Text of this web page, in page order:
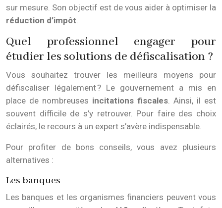
sur mesure. Son objectif est de vous aider à optimiser la
réduction d’impôt
Quel professionnel engager pour
étudier les solutions de défiscalisation ?
Vous souhaitez trouver les meilleurs moyens pour
défiscaliser légalement ? Le gouvernement a mis en
place de nombreuses incitations fiscales . Ainsi, il est
souvent difficile de s’y retrouver. Pour faire des choix
éclairés, le recours à un expert s’avère indispensable.
Pour profiter de bons conseils, vous avez plusieurs
alternatives :
Les banques
Les banques et les organismes financiers peuvent vous